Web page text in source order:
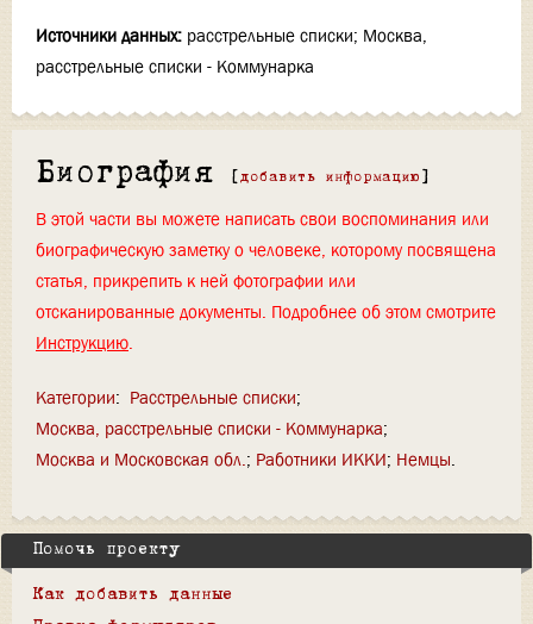
Источники данных: расстрельные списки; Москва,
расстрельные списки - Коммунарка
Биография [ добавить информацию ]
В этой части вы можете написать свои воспоминания или
биографическую заметку о человеке, которому посвящена
статья, прикрепить к ней фотографии или
отсканированные документы. Подробнее об этом смотрите
Инструкцию.
Категории: Расстрельные списки
Москва, расстрельные списки - Коммунарка
Москва и Московская обл. Работники ИККИ Немцы
Помочь проекту
Как добавить данные